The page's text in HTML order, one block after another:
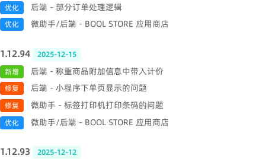
优化 后端 - 部分订单处理逻辑
优化 微助手/后端 - BOOL STORE 应用商店
1.12.94
2025-12-15
新增
后端 - 称重商品附加信息中带入计价
修复 后端 - 小程序下单页显示的问题
修复 微助手 - 标签打印机打印条码的问题
优化 微助手/后端 - BOOL STORE 应用商店
1.12.93
2025-12-12